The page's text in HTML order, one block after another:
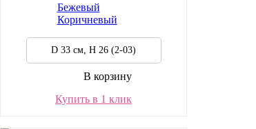
Бежевый
Коричневый
D 33 см, H 26 (2-03)
В корзину
Купить в 1 клик